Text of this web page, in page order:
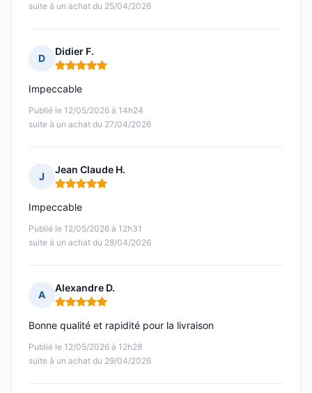
suite à un achat du 25/04/2026
D
Didier F.
Note : 5 sur 5
Publié le 12/05/2026 à 14h24
suite à un achat du 27/04/2026
Impeccable
J
Jean Claude H.
Note : 5 sur 5
Publié le 12/05/2026 à 12h31
suite à un achat du 28/04/2026
Impeccable
A
Alexandre D.
Note : 5 sur 5
Publié le 12/05/2026 à 12h28
suite à un achat du 29/04/2026
Bonne qualité et rapidité pour la livraison